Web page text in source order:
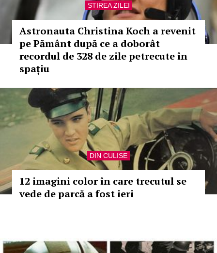
STIREA ZILEI
Astronauta Christina Koch a revenit
pe Pământ după ce a doborât
recordul de 328 de zile petrecute în
spațiu
DIN CULISE
12 imagini color în care trecutul se
vede de parcă a fost ieri